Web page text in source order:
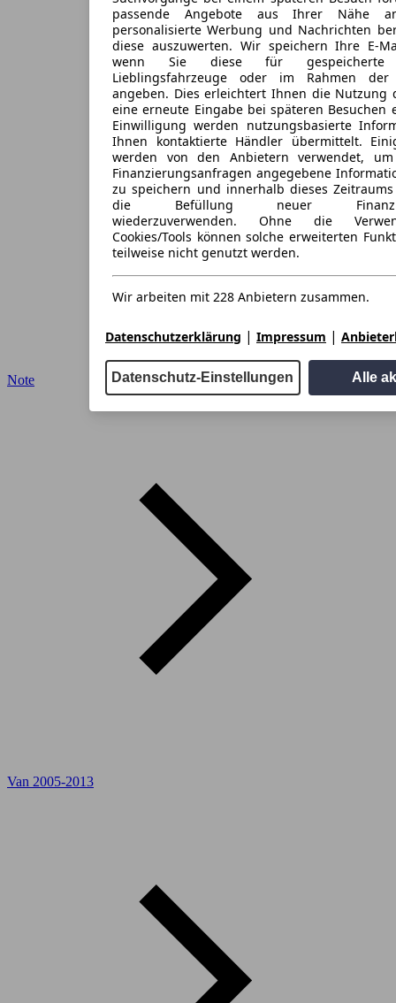
Note
Van 2005-2013
passende Angebote aus Ihrer Nähe
personalisierte Werbung und Nachrichten
diese auszuwerten. Wir speichern Ihre E-
wenn Sie diese für gespeicherte
Lieblingsfahrzeuge oder im Rahmen der
angeben. Dies erleichtert Ihnen die Nutzung
eine erneute Eingabe bei späteren
Einwilligung werden nutzungsbasierte
Ihnen kontaktierte Händler übermittelt.
werden von den Anbietern verwendet,
Finanzierungsanfragen angegebene
zu speichern und innerhalb dieses
die Befüllung neuer
wiederzuverwenden. Ohne die
Cookies/Tools können solche erweiterten
teilweise nicht genutzt werden.
Wir arbeiten mit 228 Anbietern zusammen.
Datenschutzerklärung | Impressum |
Datenschutz-Einstellungen Alle